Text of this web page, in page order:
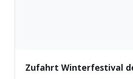
Zufahrt Winterfestival